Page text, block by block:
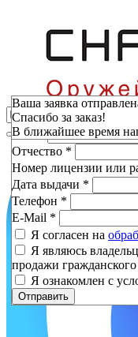
Зарезервировать
Фамилия*
Имя*
Отчество *
Номер лицензии или
Дата выдачи *
Телефон *
E-Mail *
Я согласен на
Я являюсь
продажи
Я ознакомлен с
Отправить
Ваша заявка
Спасибо за заказ!
В ближайшее время